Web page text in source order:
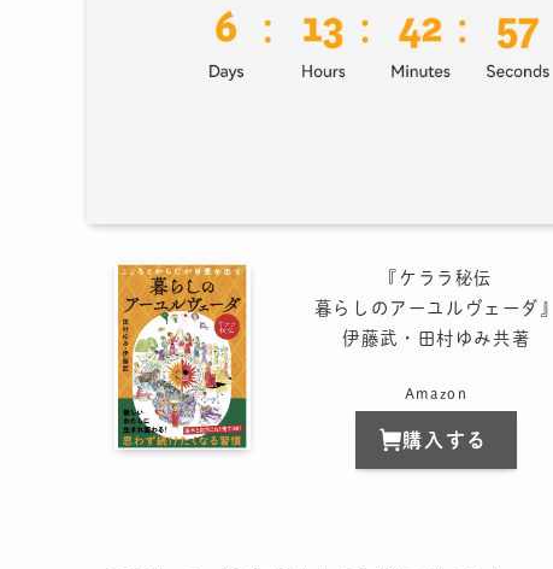
『ケララ秘伝
暮らしのアーユルヴェーダ』
伊藤武・田村ゆみ共著
Amazon
購入する